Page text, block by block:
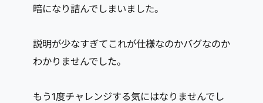
暗になり詰んでしまいました。
説明が少なすぎてこれが仕様なのかバグなのか
わかりませんでした。
もう1度チャレンジする気にはなりませんでし